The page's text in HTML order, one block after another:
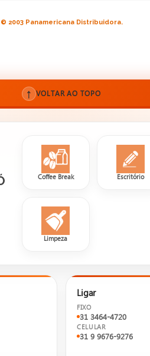
© 2003 Panamericana Distribuidora.
↑ VOLTAR AO TOPO
Coffee Break Escritório
Limpeza
Ligar
FIXO
31 3464-4720
CELULAR
31 9 9676-9276